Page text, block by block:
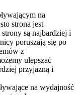
na
strona jest
są najbardziej i
poruszają się po
z
ulepszać
przyjazną i
na wydajność